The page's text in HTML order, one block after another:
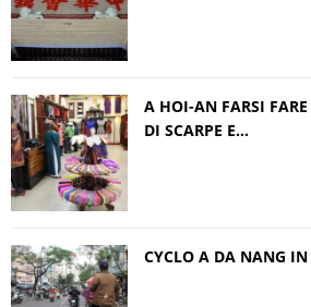
A HOI-AN FARSI
DI SCARPE E…
CYCLO A DA NANG